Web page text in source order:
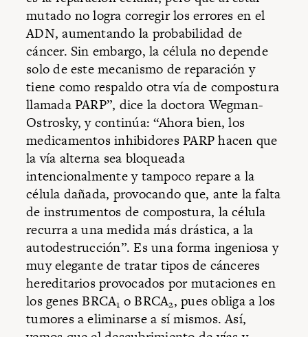
mutado no logra corregir los errores en el
ADN, aumentando la probabilidad de
cáncer. Sin embargo, la célula no depende
solo de este mecanismo de reparación y
tiene como respaldo otra vía de compostura
llamada PARP”, dice la doctora Wegman-
Ostrosky, y continúa: “Ahora bien, los
medicamentos inhibidores PARP hacen que
la vía alterna sea bloqueada
intencionalmente y tampoco repare a la
célula dañada, provocando que, ante la falta
de instrumentos de compostura, la célula
recurra a una medida más drástica, a la
autodestrucción”. Es una forma ingeniosa y
muy elegante de tratar tipos de cánceres
hereditarios provocados por mutaciones en
los genes BRCA1 o BRCA2, pues obliga a los
tumores a eliminarse a sí mismos. Así,